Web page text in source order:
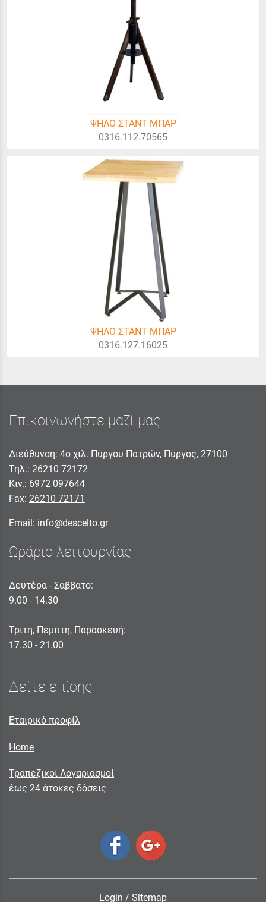
ΨΗΛΟ ΣΤΑΝΤ ΜΠΑΡ
0316.112.70565
ΨΗΛΟ ΣΤΑΝΤ ΜΠΑΡ
0316.127.16025
Επικοινωνήστε μαζί μας
Διεύθυνση: 4ο χιλ. Πύργου Πατρών, Πύργος, 27100
Τηλ.: 26210 72172
Κιν.: 6972 097644
Fax: 26210 72171
Email: info@descelto.gr
Ωράριο λειτουργίας
Δευτέρα - Σαββατο:
9.00 - 14.30
Τρίτη, Πέμπτη, Παρασκευή:
17.30 - 21.00
Δείτε επίσης
Εταιρικό προφίλ
Home
Τραπεζικοί Λογαριασμοί
έως 24 άτοκες δόσεις
Login / Sitemap